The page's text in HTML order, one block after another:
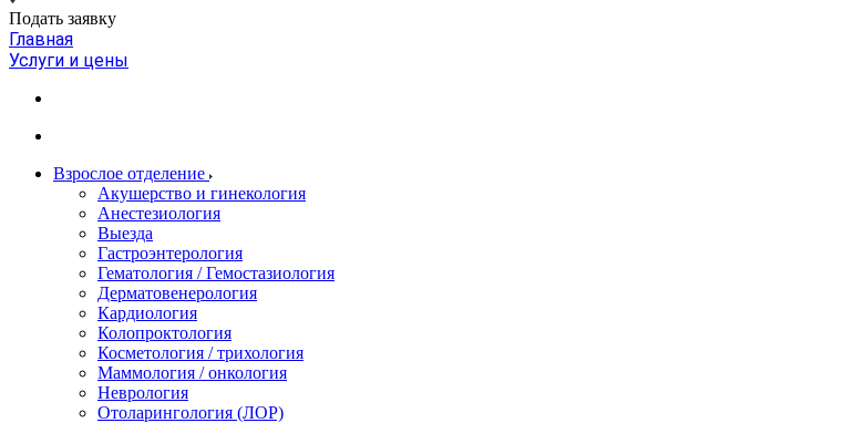
Подать заявку
Главная
Услуги и цены
Взрослое отделение
Акушерство и гинекология
Анестезиология
Выезда
Гастроэнтерология
Гематология / Гемостазиология
Дерматовенерология
Кардиология
Колопроктология
Косметология / трихология
Маммология / онкология
Неврология
Отоларингология (ЛОР)